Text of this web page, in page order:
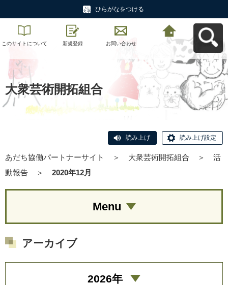
ひらがなをつける
このサイトについて 新規登録 お問い合わせ
あだち協働パートナ
ーサイトへ戻る
大衆芸術開拓組合
読み上げ 読み上げ設定
あだち協働パートナーサイト ＞ 大衆芸術開拓組合 ＞
活
動報告
＞ 2020年12月
Menu
アーカイブ
2026年